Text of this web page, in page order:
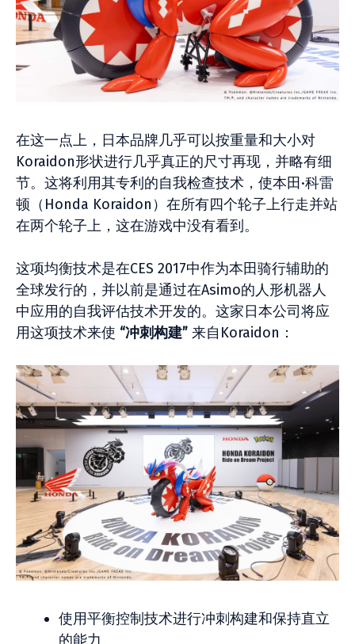
在这一点上，日本品牌几乎可以按重量和大小对
Koraidon形状进行几乎真正的尺寸再现，并略有细
节。这将利用其专利的自我检查技术，使本田·科雷
顿（Honda Koraidon）在所有四个轮子上行走并站
在两个轮子上，这在游戏中没有看到。
这项均衡技术是在CES 2017中作为本田骑行辅助的
全球发行的，并以前是通过在Asimo的人形机器人
中应用的自我评估技术开发的。这家日本公司将应
用这项技术来使 “冲刺构建” 来自Koraidon：
使用平衡控制技术进行冲刺构建和保持直立
的能力